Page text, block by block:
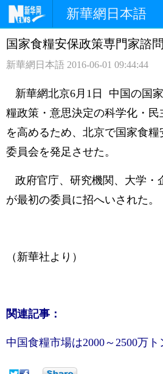
新華網日本語
ホームページ 政治
観光 評論
中日対訳
国家食糧安保政策専門家諮
新華網日本語 2016-06-01 09:44:44
新華網北京6月1日 中国の国
糧政策・意思決定の科学化・
を高めるため、北京で国家食
委員会を発足させた。
政府官庁、研究機関、大学・
が最初の委員に招へいされた。
（新華社より）
関連記事：
中国食糧市場は2000～2500万